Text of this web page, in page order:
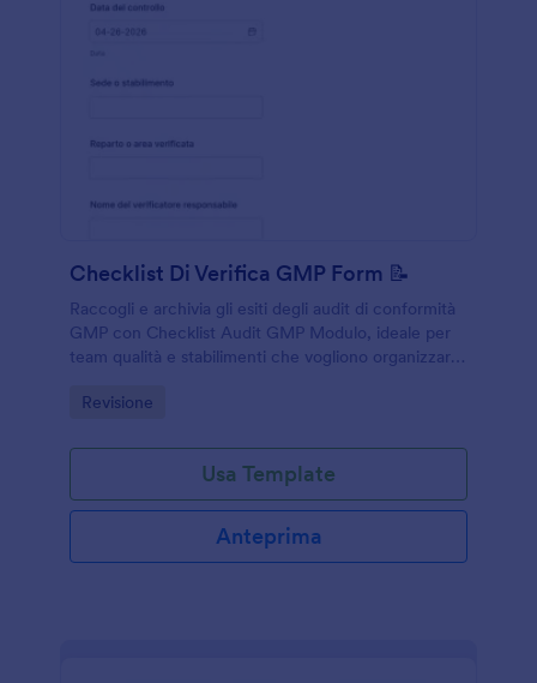
Checklist Di Verifica GMP Form 📝
Raccogli e archivia gli esiti degli audit di conformità
GMP con Checklist Audit GMP Modulo, ideale per
team qualità e stabilimenti che vogliono organizzare
Go to Category:
Revisione
Usa Template
Anteprima